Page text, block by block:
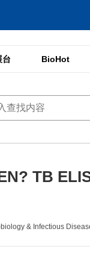
台 BioHot
TB
& Infectious